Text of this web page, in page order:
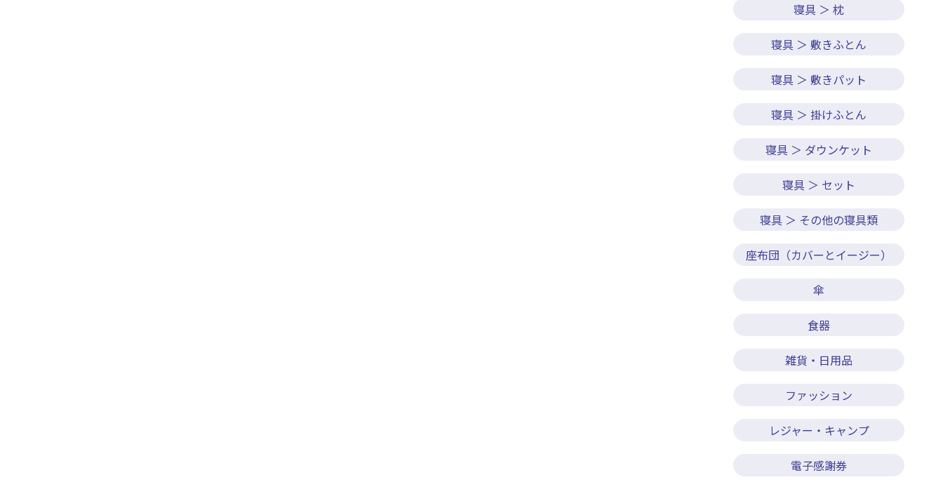
寝具 ＞ 枕
寝具 ＞ 敷きふとん
寝具 ＞ 敷きパット
寝具 ＞ 掛けふとん
寝具 ＞ ダウンケット
寝具 ＞ セット
寝具 ＞ その他の寝具類
座布団（カバーとイージー）
傘
食器
雑貨・日用品
ファッション
レジャー・キャンプ
電子感謝券